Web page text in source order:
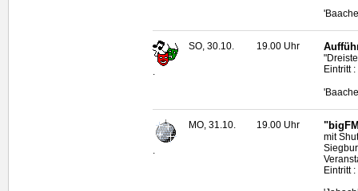
.
SO, 30.10. 19.00 Uhr
Eintritt
.
MO, 31.10. 19.00 Uhr
mit
Eintritt